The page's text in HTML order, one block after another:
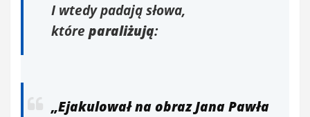
I wtedy padają słowa,
które paraliżują:
„Ejakulował na obraz Jana Pawła